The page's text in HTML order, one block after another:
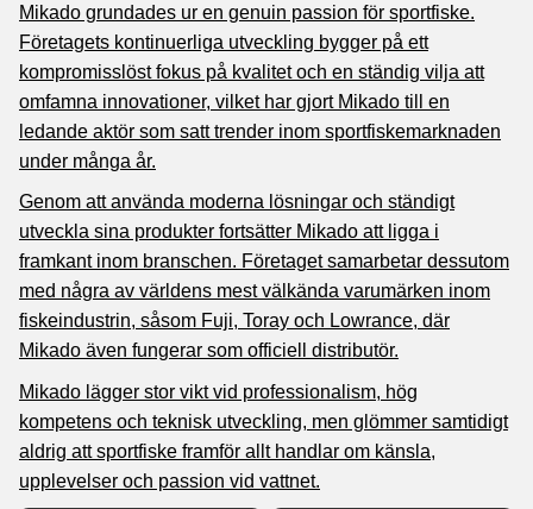
Mikado grundades ur en genuin passion för sportfiske.
Företagets kontinuerliga utveckling bygger på ett
kompromisslöst fokus på kvalitet och en ständig vilja att
omfamna innovationer, vilket har gjort Mikado till en
ledande aktör som satt trender inom sportfiskemarknaden
under många år.
Genom att använda moderna lösningar och ständigt
utveckla sina produkter fortsätter Mikado att ligga i
framkant inom branschen. Företaget samarbetar dessutom
med några av världens mest välkända varumärken inom
fiskeindustrin, såsom Fuji, Toray och Lowrance, där
Mikado även fungerar som officiell distributör.
Mikado lägger stor vikt vid professionalism, hög
kompetens och teknisk utveckling, men glömmer samtidigt
aldrig att sportfiske framför allt handlar om känsla,
upplevelser och passion vid vattnet.